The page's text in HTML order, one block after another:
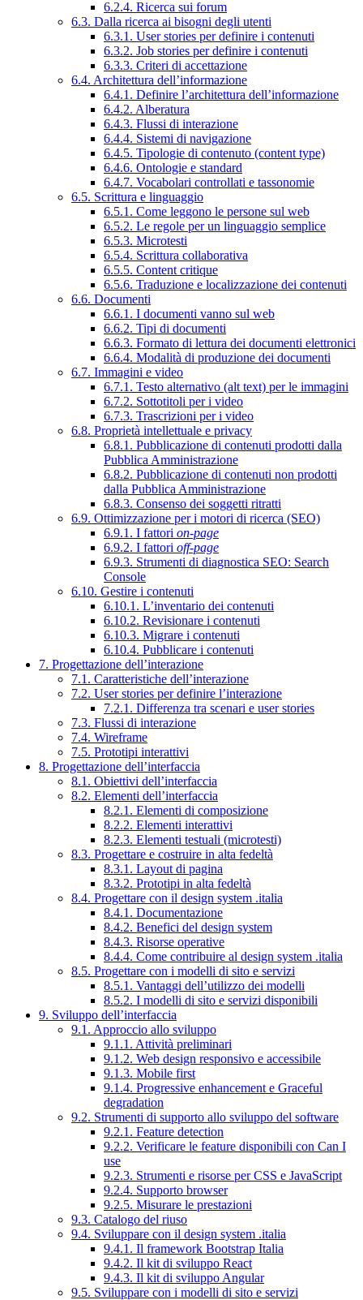
6.2.4. Ricerca sui forum
6.3. Dalla ricerca ai bisogni degli utenti
6.3.1. User stories per definire i contenuti
6.3.2. Job stories per definire i contenuti
6.3.3. Criteri di accettazione
6.4. Architettura dell’informazione
6.4.1. Definire l’architettura dell’informazione
6.4.2. Alberatura
6.4.3. Flussi di interazione
6.4.4. Sistemi di navigazione
6.4.5. Tipologie di contenuto (content type)
6.4.6. Ontologie e standard
6.4.7. Vocabolari controllati e tassonomie
6.5. Scrittura e linguaggio
6.5.1. Come leggono le persone sul web
6.5.2. Le regole per un linguaggio semplice
6.5.3. Microtesti
6.5.4. Scrittura collaborativa
6.5.5. Content critique
6.5.6. Traduzione e localizzazione dei contenuti
6.6. Documenti
6.6.1. I documenti vanno sul web
6.6.2. Tipi di documenti
6.6.3. Formato di lettura dei documenti elettronici
6.6.4. Modalità di produzione dei documenti
6.7. Immagini e video
6.7.1. Testo alternativo (alt text) per le immagini
6.7.2. Sottotitoli per i video
6.7.3. Trascrizioni per i video
6.8. Proprietà intellettuale e privacy
6.8.1. Pubblicazione di contenuti prodotti dalla
Pubblica Amministrazione
6.8.2. Pubblicazione di contenuti non prodotti
dalla Pubblica Amministrazione
6.8.3. Consenso dei soggetti ritratti
6.9. Ottimizzazione per i motori di ricerca (SEO)
6.9.1. I fattori on-page
6.9.2. I fattori off-page
6.9.3. Strumenti di diagnostica SEO: Search
Console
6.10. Gestire i contenuti
6.10.1. L’inventario dei contenuti
6.10.2. Revisionare i contenuti
6.10.3. Migrare i contenuti
6.10.4. Pubblicare i contenuti
7. Progettazione dell’interazione
7.1. Caratteristiche dell’interazione
7.2. User stories per definire l’interazione
7.2.1. Differenza tra scenari e user stories
7.3. Flussi di interazione
7.4. Wireframe
7.5. Prototipi interattivi
8. Progettazione dell’interfaccia
8.1. Obiettivi dell’interfaccia
8.2. Elementi dell’interfaccia
8.2.1. Elementi di composizione
8.2.2. Elementi interattivi
8.2.3. Elementi testuali (microtesti)
8.3. Progettare e costruire in alta fedeltà
8.3.1. Layout di pagina
8.3.2. Prototipi in alta fedeltà
8.4. Progettare con il design system .italia
8.4.1. Documentazione
8.4.2. Benefici del design system
8.4.3. Risorse operative
8.4.4. Come contribuire al design system .italia
8.5. Progettare con i modelli di sito e servizi
8.5.1. Vantaggi dell’utilizzo dei modelli
8.5.2. I modelli di sito e servizi disponibili
9. Sviluppo dell’interfaccia
9.1. Approccio allo sviluppo
9.1.1. Attività preliminari
9.1.2. Web design responsivo e accessibile
9.1.3. Mobile first
9.1.4. Progressive enhancement e Graceful
degradation
9.2. Strumenti di supporto allo sviluppo del software
9.2.1. Feature detection
9.2.2. Verificare le feature disponibili con Can I
use
9.2.3. Strumenti e risorse per CSS e JavaScript
9.2.4. Supporto browser
9.2.5. Misurare le prestazioni
9.3. Catalogo del riuso
9.4. Sviluppare con il design system .italia
9.4.1. Il framework Bootstrap Italia
9.4.2. Il kit di sviluppo React
9.4.3. Il kit di sviluppo Angular
9.5. Sviluppare con i modelli di sito e servizi